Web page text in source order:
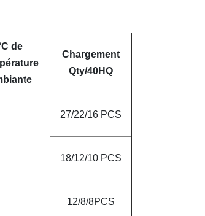
de
Chargement
Qty/40HQ
27/22/16 PCS
18/12/10 PCS
12/8/8PCS